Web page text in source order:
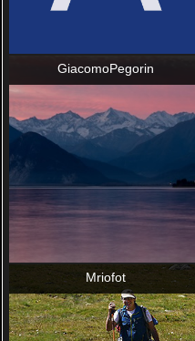
GiacomoPegorin
Mriofot